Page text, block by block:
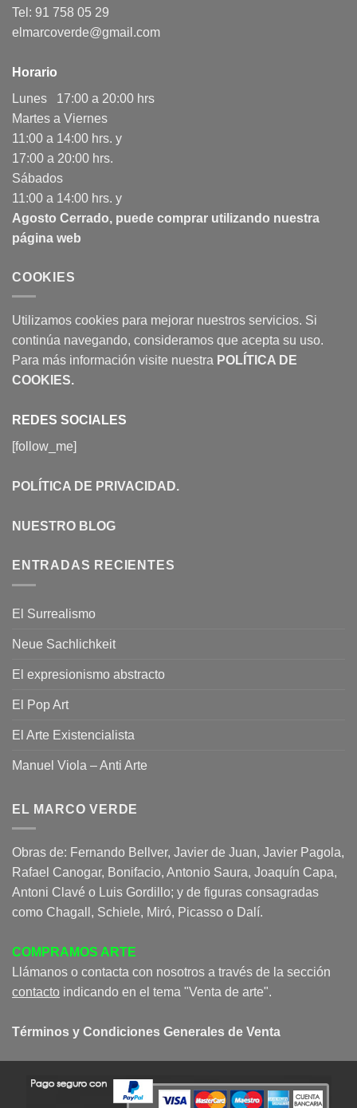
Tel: 91 758 05 29
elmarcoverde@gmail.com
Horario
Lunes 17:00 a 20:00 hrs
Martes a Viernes
11:00 a 14:00 hrs. y
17:00 a 20:00 hrs.
Sábados
11:00 a 14:00 hrs. y
Agosto Cerrado, puede comprar utilizando nuestra
página web
COOKIES
Utilizamos cookies para mejorar nuestros servicios. Si
continúa navegando, consideramos que acepta su uso.
Para más información visite nuestra POLÍTICA DE
COOKIES.
REDES SOCIALES
[follow_me]
POLÍTICA DE PRIVACIDAD.
NUESTRO BLOG
ENTRADAS RECIENTES
El Surrealismo
Neue Sachlichkeit
El expresionismo abstracto
El Pop Art
El Arte Existencialista
Manuel Viola – Anti Arte
EL MARCO VERDE
Obras de: Fernando Bellver, Javier de Juan, Javier Pagola,
Rafael Canogar, Bonifacio, Antonio Saura, Joaquín Capa,
Antoni Clavé o Luis Gordillo; y de figuras consagradas
como Chagall, Schiele, Miró, Picasso o Dalí.
COMPRAMOS ARTE
Llámanos o contacta con nosotros a través de la sección
contacto indicando en el tema "Venta de arte".
Términos y Condiciones Generales de Venta